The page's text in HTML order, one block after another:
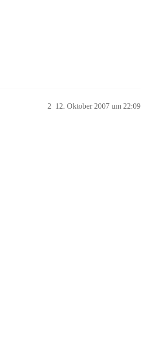
12. Oktober 2007 um 22:09
2